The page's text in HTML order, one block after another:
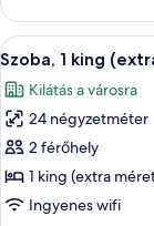
franciaágy
méretű)
franciaágy
további
A
következő
szoba
összes
képének
megtekintése:
Szoba,
7
Szoba, 1 king
Kilátás a városra
24 négyzetméter
2 férőhely
1 king (extra
Ingyenes wifi